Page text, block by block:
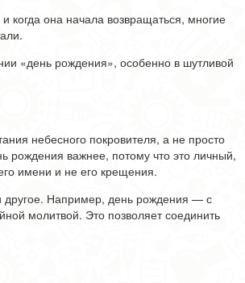
когда она начала возвращаться, многие
«день рождения», особенно в шутливой
небесного покровителя, а не просто
рождения важнее, потому что это личный,
имени и не его крещения.
другое. Например, день рождения — с
молитвой. Это позволяет соединить